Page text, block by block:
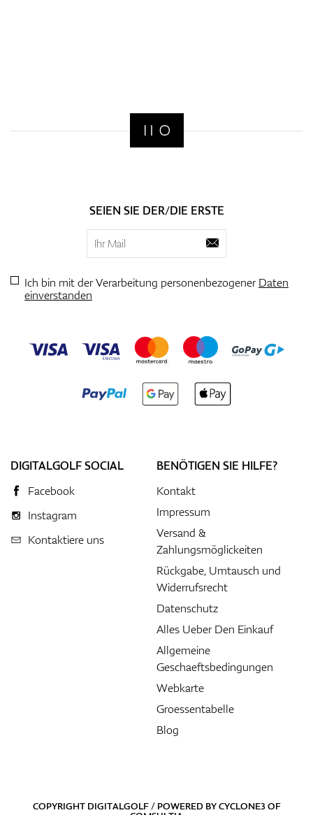
SEIEN SIE DER/DIE ERSTE
Ich bin mit der Verarbeitung personenbezogenerDaten
einverstanden
DIGITALGOLF SOCIAL
Facebook
Instagram
Kontaktiere uns
BENÖTIGEN SIE HILFE?
Kontakt
Impressum
Versand &
Zahlungsmöglickeiten
Rückgabe, Umtausch und
Widerrufsrecht
Datenschutz
Alles Ueber Den Einkauf
Allgemeine
Geschaeftsbedingungen
Webkarte
Groessentabelle
Blog
COPYRIGHT DIGITALGOLF / POWERED BYCYCLONE3OF